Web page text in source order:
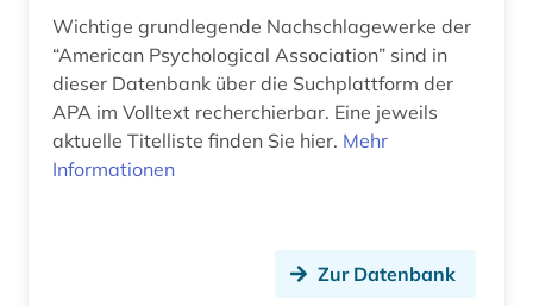
fid erziehungswissenschaft und
bildungsforschung (1)
fid nordeuropa (1)
film (2)
Wichtige grundlegende Nachschlagewerke der
“American Psychological Association” sind in
dieser Datenbank über die Suchplattform der
APA im Volltext recherchierbar. Eine jeweils
aktuelle Titelliste finden Sie hier. Mehr
Informationen
Zur Datenbank